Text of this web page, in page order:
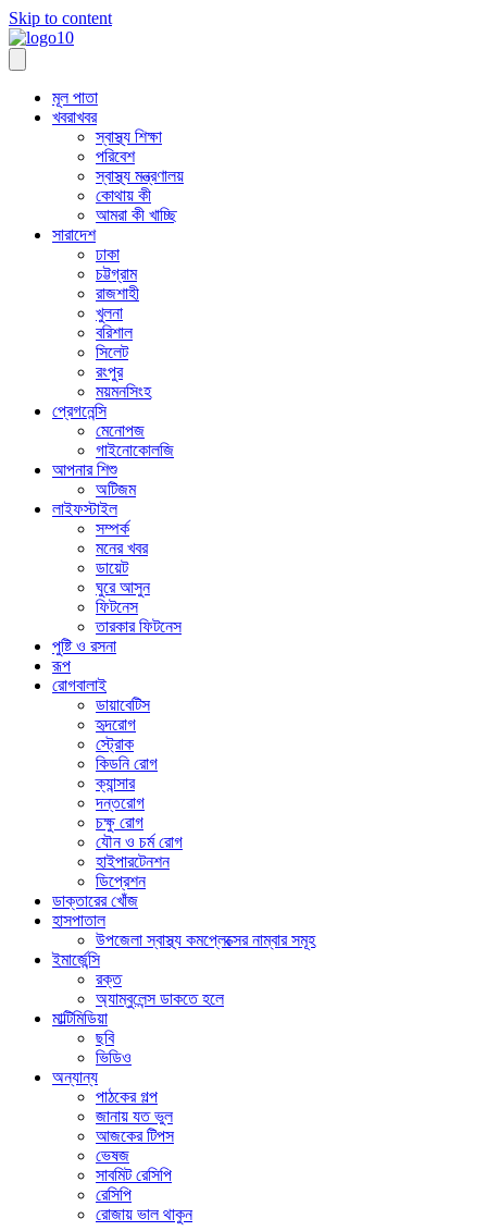
Skip to content
মূল পাতা
খবরাখবর
স্বাস্থ্য শিক্ষা
পরিবেশ
স্বাস্থ্য মন্ত্রণালয়
কোথায় কী
আমরা কী খাচ্ছি
সারাদেশ
ঢাকা
চট্টগ্রাম
রাজশাহী
খুলনা
বরিশাল
সিলেট
রংপুর
ময়মনসিংহ
প্রেগনেন্সি
মেনোপজ
গাইনোকোলজি
আপনার শিশু
অটিজম
লাইফস্টাইল
সম্পর্ক
মনের খবর
ডায়েট
ঘুরে আসুন
ফিটনেস
তারকার ফিটনেস
পুষ্টি ও রসনা
রূপ
রোগবালাই
ডায়াবেটিস
হৃদরোগ
স্ট্রোক
কিডনি রোগ
ক্যান্সার
দন্তরোগ
চক্ষু রোগ
যৌন ও চর্ম রোগ
হাইপারটেনশন
ডিপ্রেশন
ডাক্তারের খোঁজ
হাসপাতাল
উপজেলা স্বাস্থ্য কমপ্লেক্সের নাম্বার সমূহ
ইমার্জেন্সি
রক্ত
অ্যাম্বুলেন্স ডাকতে হলে
মাল্টিমিডিয়া
ছবি
ভিডিও
অন্যান্য
পাঠকের গল্প
জানায় যত ভুল
আজকের টিপস
ভেষজ
সাবমিট রেসিপি
রেসিপি
রোজায় ভাল থাকুন